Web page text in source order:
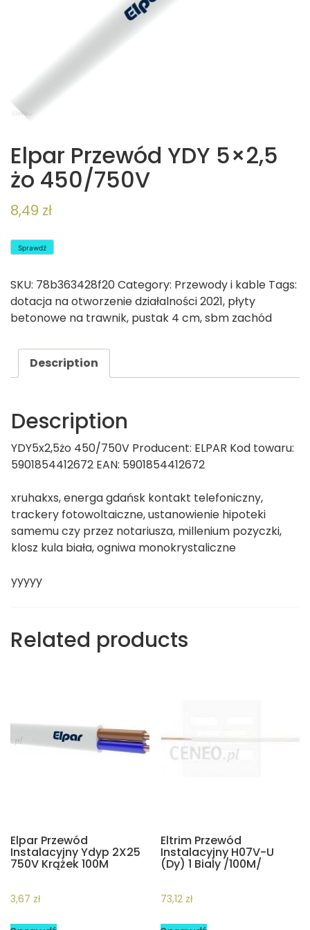
Elpar Przewód YDY 5×2,5
żo 450/750V
8,49 zł
Sprawdź
SKU: 78b363428f20Category: Przewody i kable Tags:
dotacja na otworzenie działalności 2021, płyty
betonowe na trawnik, pustak 4 cm,sbm zachód
Description
Description
YDY5x2,5żo 450/750V Producent: ELPAR Kod towaru:
5901854412672 EAN: 5901854412672
xruhakxs, energa gdańsk kontakt telefoniczny,
trackery fotowoltaiczne, ustanowienie hipoteki
samemu czy przez notariusza, millenium pozyczki,
klosz kula biała, ogniwa monokrystaliczne
yyyyy
Related products
Elpar Przewód
Instalacyjny Ydyp 2X25
750V Krążek 100M
3,67 zł
Eltrim Przewód
Instalacyjny H07V-U
(Dy) 1 Bialy /100M/
73,12 zł